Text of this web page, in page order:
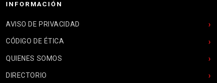
INFORMACIÓN
AVISO DE PRIVACIDAD
CÓDIGO DE ÉTICA
QUIENES SOMOS
DIRECTORIO